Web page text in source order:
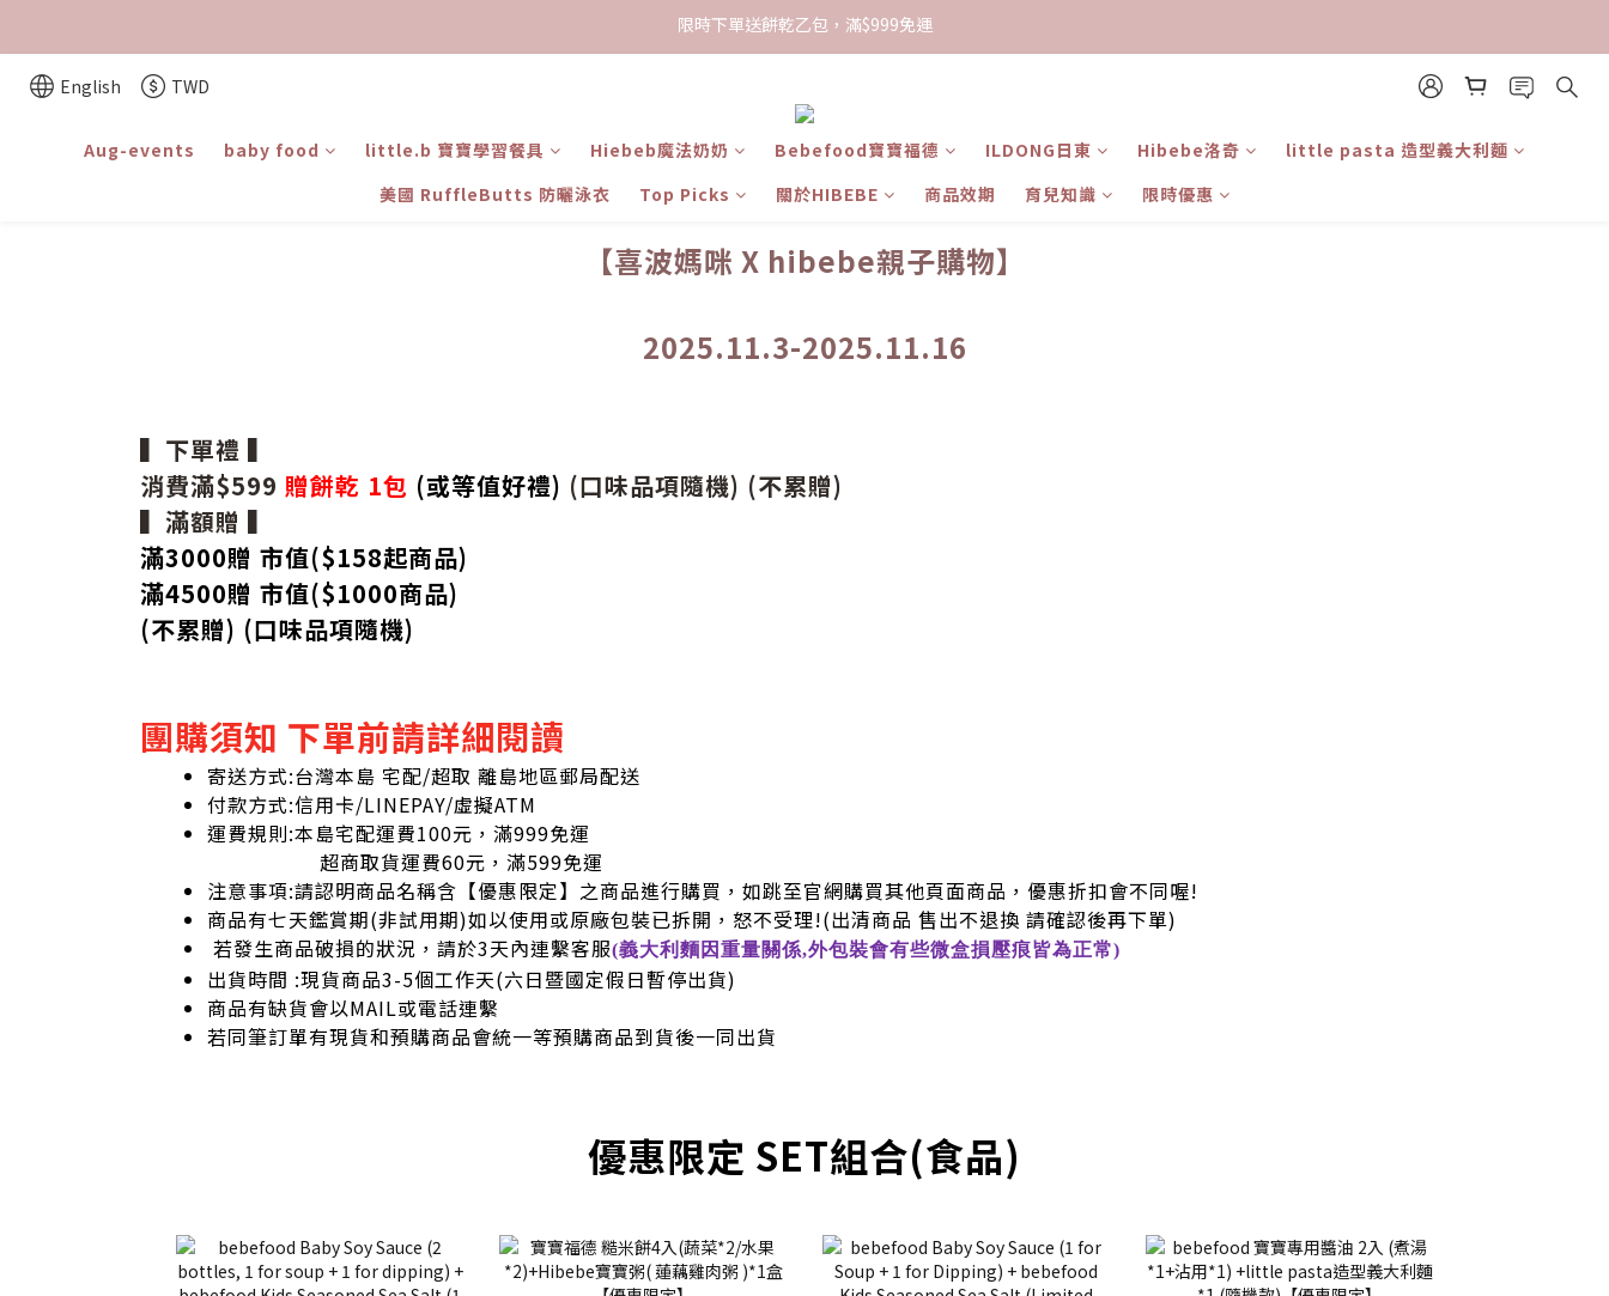
限時下單送餅乾乙包，滿$999免運
加入會員領100現折購物金
English TWD
Aug-events baby food little.b 寶寶學習餐具 Hiebeb魔法奶奶 Bebefood寶寶福德 ILDONG日東 Hibebe洛奇
little pasta 造型義大利麵
美國 RuffleButts 防曬泳衣
Top Picks 關於HIBEBE 商品效期 育兒知識 限時優惠
【喜波媽咪 X hibebe親子購物】
2025.11.3-2025.11.16
▍下單禮 ▍
消費滿$599 贈餅乾 1包 (或等值好禮) (口味品項隨機) (不累贈)
▍滿額贈 ▍
滿3000贈 市值($158起商品)
滿4500贈 市值($1000商品)
(不累贈) (口味品項隨機)
團購須知 下單前請詳細閱讀
寄送方式:台灣本島 宅配/超取 離島地區郵局配送
付款方式:信用卡/LINEPAY/虛擬ATM
運費規則:本島宅配運費100元，滿999免運
超商取貨運費60元，滿599免運
注意事項:請認明商品名稱含【優惠限定】之商品進行購買，如跳至官網購買其他頁面商品，優惠折扣會不同喔!
商品有七天鑑賞期(非試用期)如以使用或原廠包裝已拆開，怒不受理!(出清商品 售出不退換 請確認後再下單)
若發生商品破損的狀況，請於3天內連繫客服(義大利麵因重量關係,外包裝會有些微盒損壓痕皆為正常)
出貨時間 :現貨商品3-5個工作天(六日暨國定假日暫停出貨)
商品有缺貨會以MAIL或電話連繫
若同筆訂單有現貨和預購商品會統一等預購商品到貨後一同出貨
優惠限定 SET組合(食品)